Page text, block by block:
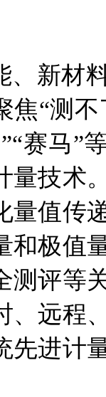
、新材
焦“测
”“赛马”
量技术
量值传
和极值
测评等
、远程
先进计